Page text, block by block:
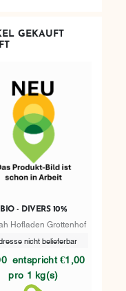
GEKAUFT
BIO - DIVERS 10%
Hofladen Grottenhof
nicht belieferbar
entspricht €1,00
pro 1 kg(s)